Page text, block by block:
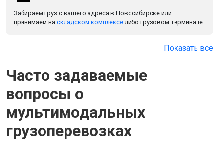
Забираем груз с вашего адреса в Новосибирске или
принимаем на складском комплексе либо грузовом терминале.
Показать все
Часто задаваемые
вопросы о
мультимодальных
грузоперевозках